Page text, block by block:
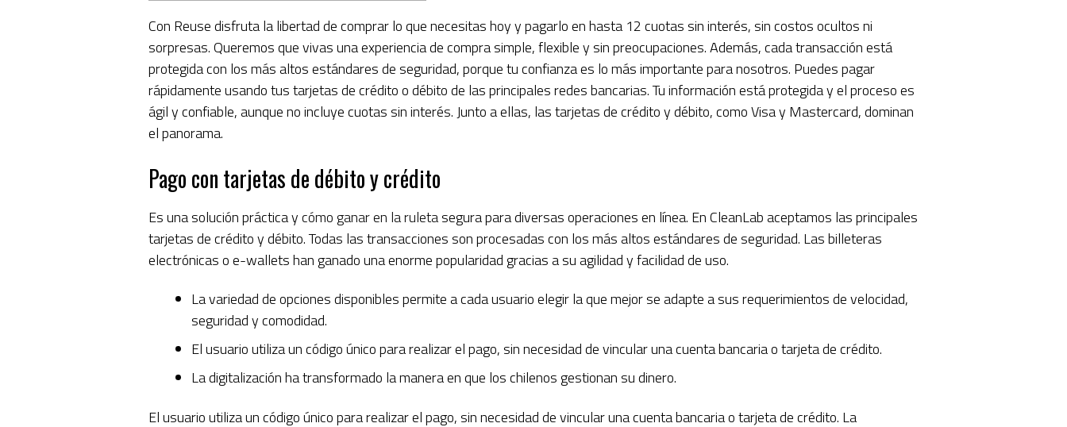
Con Reuse disfruta la libertad de comprar lo que necesitas hoy y pagarlo en hasta 12 cuotas sin interés, sin costos ocultos ni
sorpresas. Queremos que vivas una experiencia de compra simple, flexible y sin preocupaciones. Además, cada transacción está
protegida con los más altos estándares de seguridad, porque tu confianza es lo más importante para nosotros. Puedes pagar
rápidamente usando tus tarjetas de crédito o débito de las principales redes bancarias. Tu información está protegida y el proceso es
ágil y confiable, aunque no incluye cuotas sin interés. Junto a ellas, las tarjetas de crédito y débito, como Visa y Mastercard, dominan
el panorama.
Pago con tarjetas de débito y crédito
Es una solución práctica ycómo ganar en la ruletasegura para diversas operaciones en línea. En CleanLab aceptamos las principales
tarjetas de crédito y débito. Todas las transacciones son procesadas con los más altos estándares de seguridad. Las billeteras
electrónicas o e-wallets han ganado una enorme popularidad gracias a su agilidad y facilidad de uso.
La variedad de opciones disponibles permite a cada usuario elegir la que mejor se adapte a sus requerimientos de velocidad,
seguridad y comodidad.
El usuario utiliza un código único para realizar el pago, sin necesidad de vincular una cuenta bancaria o tarjeta de crédito.
La digitalización ha transformado la manera en que los chilenos gestionan su dinero.
El usuario utiliza un código único para realizar el pago, sin necesidad de vincular una cuenta bancaria o tarjeta de crédito. La